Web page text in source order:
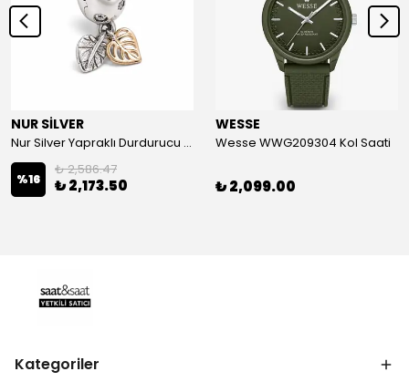
NUR SİLVER
Nur Silver Yapraklı Durdurucu Gümüş Charm - NUR-CM00501
%16
₺ 2,586.47
₺ 2,173.50
WESSE
Wesse WWG209304 Kol Saati
₺ 2,099.00
Kategoriler